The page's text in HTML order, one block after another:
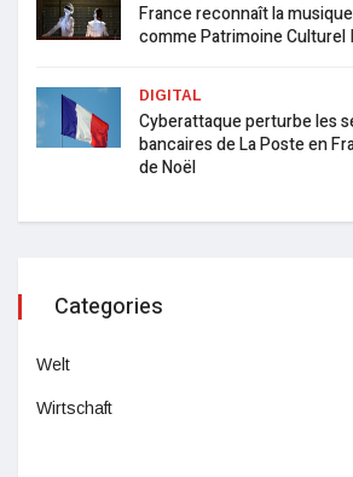
France reconnaît la
comme Patrimoine Culturel
DIGITAL
Cyberattaque perturbe les
bancaires de La Poste en
de Noël
Categories
Welt
Wirtschaft